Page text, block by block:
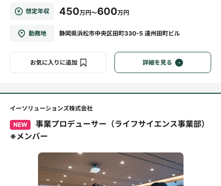
想定年収 450万円～600万円
勤務地 静岡県浜松市中央区田町330-5 遠州田町ビル
お気に入りに追加 詳細を見る
イーソリューションズ株式会社
NEW
事業プロデューサー（ライフサイエンス事業部）
※メンバー